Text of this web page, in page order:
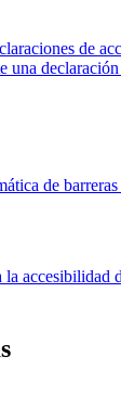
de
una
de
accesibilidad